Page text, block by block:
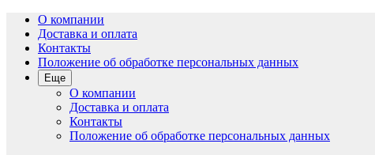
О компании
Доставка и оплата
Контакты
Положение об обработке персональных данных
Еще
О компании
Доставка и оплата
Контакты
Положение об обработке персональных данных